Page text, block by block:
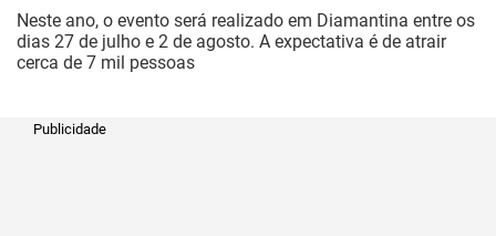
Neste ano, o evento será realizado em Diamantina entre os
dias 27 de julho e 2 de agosto. A expectativa é de atrair
cerca de 7 mil pessoas
Publicidade